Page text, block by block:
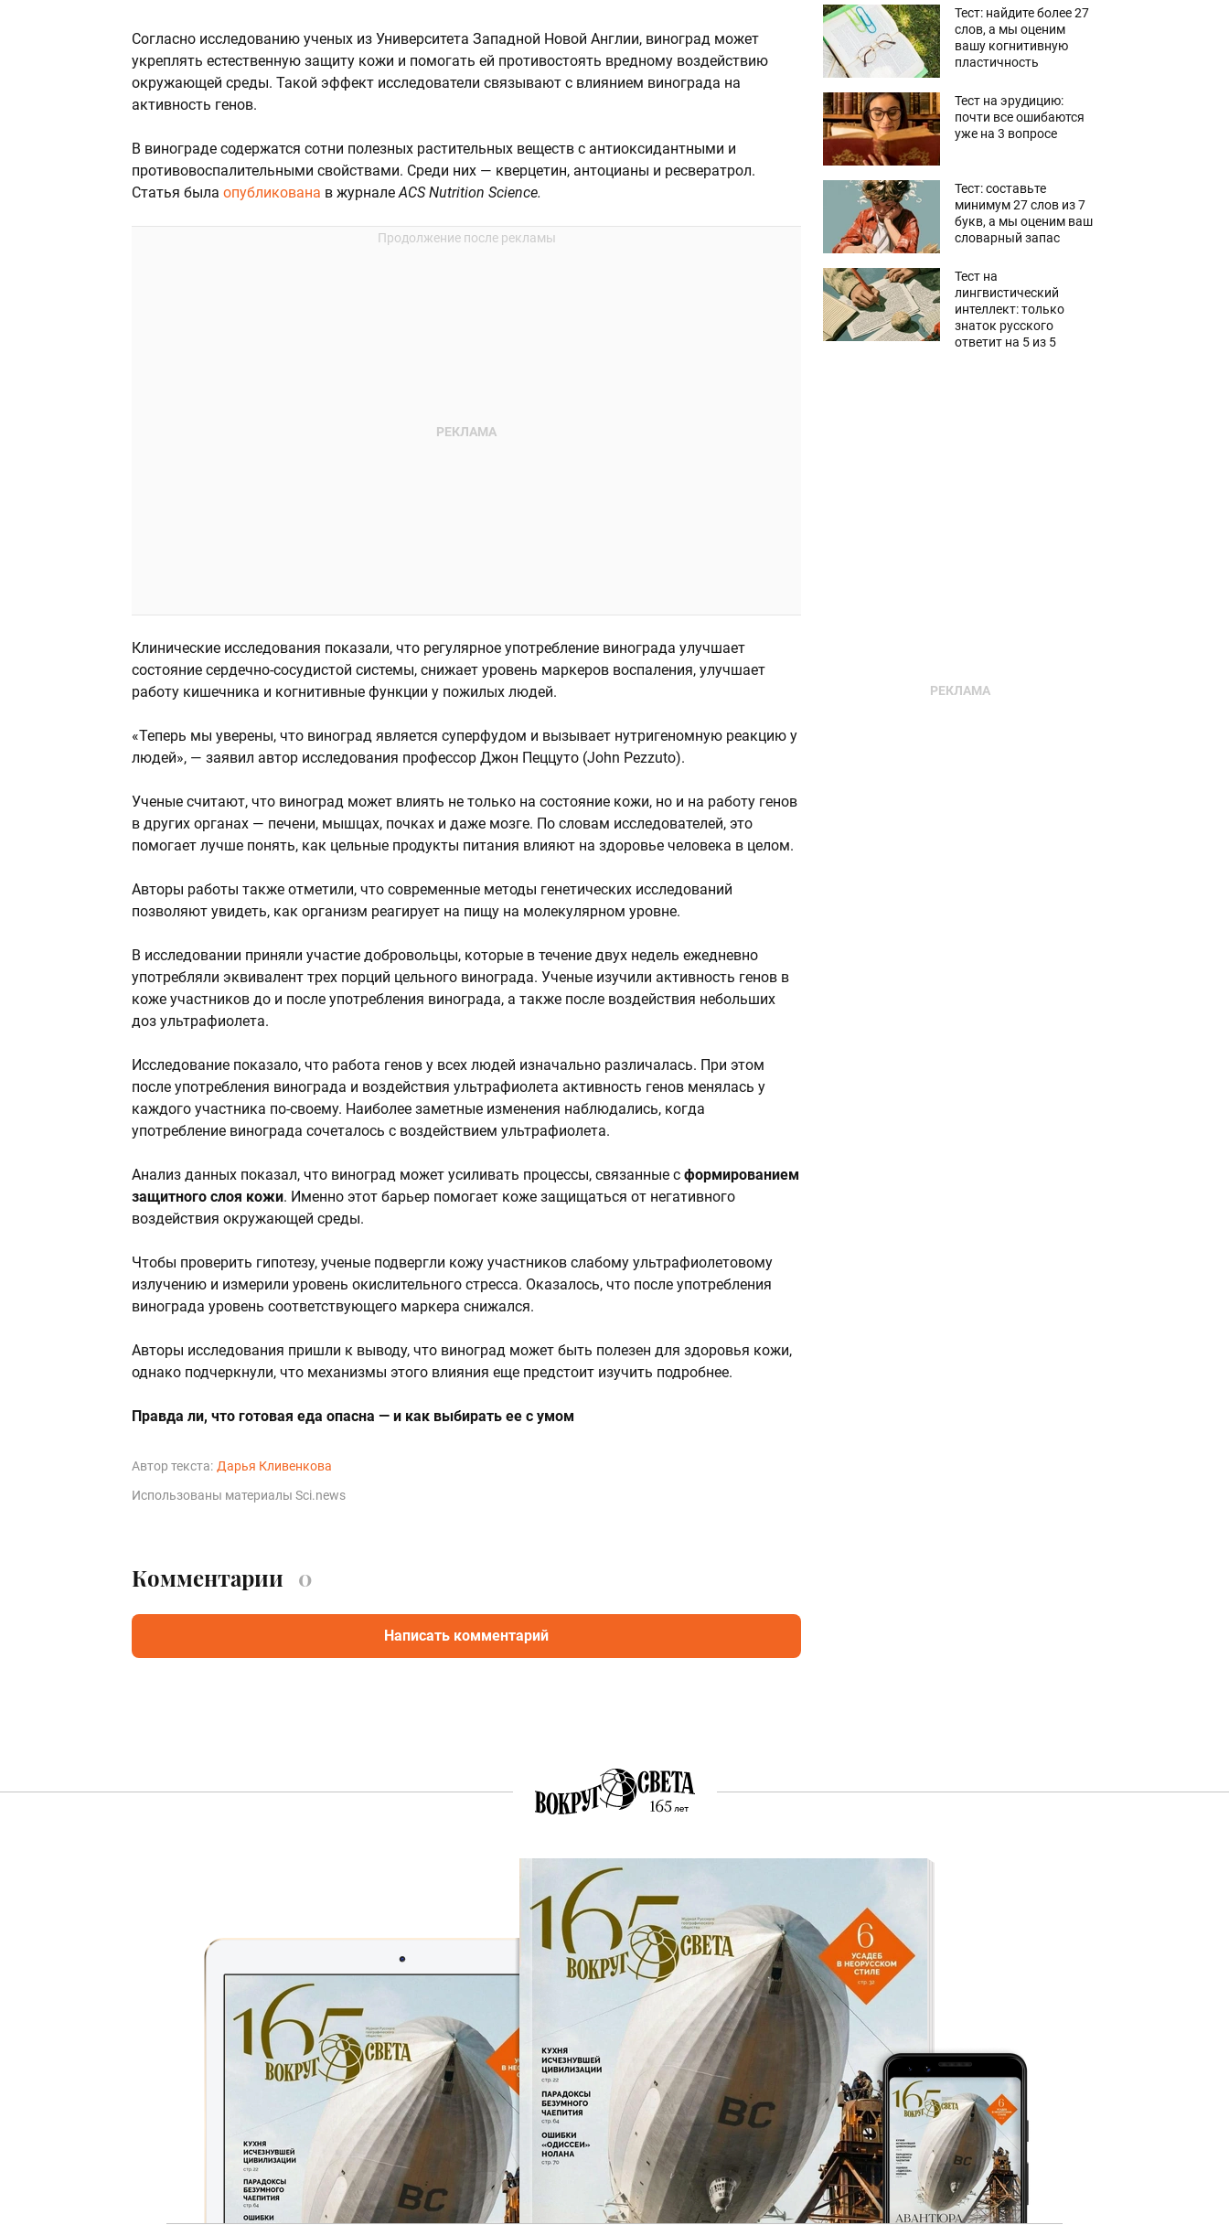
Согласно исследованию ученых из Университета Западной Новой Англии, виноград может
укреплять естественную защиту кожи и помогать ей противостоять вредному воздействию
окружающей среды. Такой эффект исследователи связывают с влиянием винограда на
активность генов.
В винограде содержатся сотни полезных растительных веществ с антиоксидантными и
противовоспалительными свойствами. Среди них — кверцетин, антоцианы и ресвератрол.
Статья была опубликована в журналеACS Nutrition Science.
Клинические исследования показали, что регулярное употребление винограда улучшает
состояние сердечно-сосудистой системы, снижает уровень маркеров воспаления, улучшает
работу кишечника и когнитивные функции у пожилых людей.
«Теперь мы уверены, что виноград является суперфудом и вызывает нутригеномную реакцию у
людей», — заявил автор исследования профессор Джон Пеццуто (John Pezzuto).
Ученые считают, что виноград может влиять не только на состояние кожи, но и на работу генов
в других органах — печени, мышцах, почках и даже мозге. По словам исследователей, это
помогает лучше понять, как цельные продукты питания влияют на здоровье человека в целом.
Авторы работы также отметили, что современные методы генетических исследований
позволяют увидеть, как организм реагирует на пищу на молекулярном уровне.
В исследовании приняли участие добровольцы, которые в течение двух недель ежедневно
употребляли эквивалент трех порций цельного винограда. Ученые изучили активность генов в
коже участников до и после употребления винограда, а также после воздействия небольших
доз ультрафиолета.
Исследование показало, что работа генов у всех людей изначально различалась. При этом
после употребления винограда и воздействия ультрафиолета активность генов менялась у
каждого участника по-своему. Наиболее заметные изменения наблюдались, когда
употребление винограда сочеталось с воздействием ультрафиолета.
Анализ данных показал, что виноград может усиливать процессы, связанные с формированием
защитного слоя кожи. Именно этот барьер помогает коже защищаться от негативного
воздействия окружающей среды.
Чтобы проверить гипотезу, ученые подвергли кожу участников слабому ультрафиолетовому
излучению и измерили уровень окислительного стресса. Оказалось, что после употребления
винограда уровень соответствующего маркера снижался.
Авторы исследования пришли к выводу, что виноград может быть полезен для здоровья кожи,
однако подчеркнули, что механизмы этого влияния еще предстоит изучить подробнее.
Правда ли, что готовая еда опасна — и как выбирать ее с умом
Автор текста: Дарья Кливенкова
Использованы материалы Sci.news
Тест: найдите более 27
слов, а мы оценим
вашу когнитивную
пластичность
Тест на эрудицию:
почти все ошибаются
уже на 3 вопросе
Тест: составьте
минимум 27 слов из 7
букв, а мы оценим ваш
словарный запас
Тест на
лингвистический
интеллект: только
знаток русского
ответит на 5 из 5
Комментарии 0
Написать комментарий